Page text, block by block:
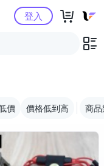
物中心登入
價 價格低到高 商